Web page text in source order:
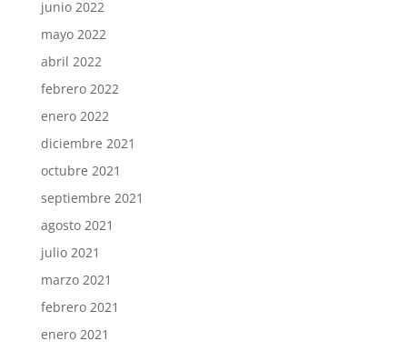
junio 2022
mayo 2022
abril 2022
febrero 2022
enero 2022
diciembre 2021
octubre 2021
septiembre 2021
agosto 2021
julio 2021
marzo 2021
febrero 2021
enero 2021